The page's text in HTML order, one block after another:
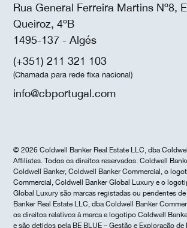
Rua General Ferreira Martins Nº8,
Queiroz, 4ºB
1495-137 - Algés
(+351) 211 321 103
(Chamada para rede fixa nacional)
info@cbportugal.com
© 2026 Coldwell Banker Real Estate LLC, dba
Affiliates. Todos os direitos reservados. Coldwell
Coldwell Banker, Coldwell Banker Commercial, o
Commercial, Coldwell Banker Global Luxury e o
Global Luxury são marcas registadas ou pendentes
Banker Real Estate LLC, dba Coldwell Banker
os direitos relativos à marca e logotipo Coldwell
e são detidos pela BE BLUE – Gestão e Exploração de